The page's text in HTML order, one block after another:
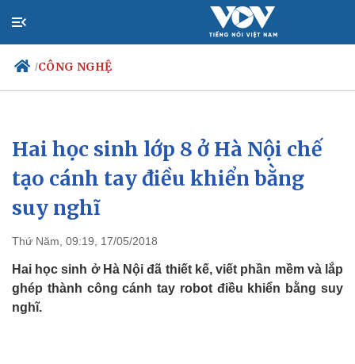
/CÔNG NGHỆ
Chính trị
Tổ chức nhân sự
Quốc hội
Nhận diện sự thật
Xã hội
Tin 24h
Dự báo thời tiết
Hai học sinh lớp 8 ở Hà Nội chế
tạo cánh tay điều khiển bằng
suy nghĩ
Thứ Năm, 09:19, 17/05/2018
Hai học sinh ở Hà Nội đã thiết kế, viết phần mềm và lắp
ghép thành công cánh tay robot điều khiển bằng suy
nghĩ.